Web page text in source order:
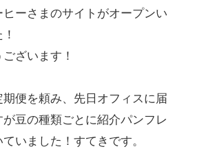
ーさまのサイトがオープンい
ざいます！
便を頼み、先日オフィスに届
が豆の種類ごとに紹介パンフレ
いました！すてきです。